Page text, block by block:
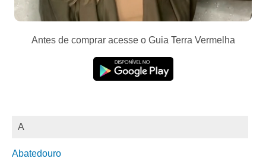
Antes de comprar acesse o Guia Terra Vermelha
A
Abatedouro